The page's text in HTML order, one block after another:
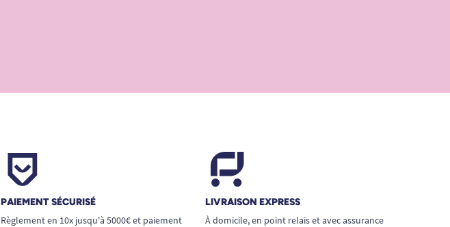
PAIEMENT SÉCURISÉ
Règlement en 10x jusqu'à 5000€ et paiement
LIVRAISON EXPRESS
À domicile, en point relais et avec assurance